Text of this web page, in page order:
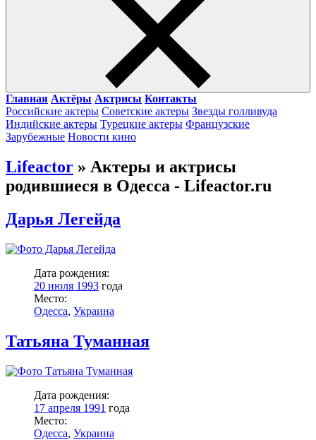
Главная Актёры Актрисы Контакты
Российские актеры Советские актеры Звезды голливуда
Индийские актеры Турецкие актеры Французские
Зарубежные Новости кино
Lifeactor » Актеры и актрисы
родившиеся в Одесса - Lifeactor.ru
Дарья Легейда
Дата рождения:
20 июля 1993 года
Место:
Одесса, Украина
Татьяна Туманная
Дата рождения:
17 апреля 1991 года
Место:
Одесса, Украина